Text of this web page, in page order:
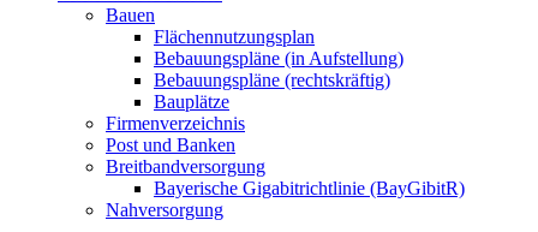
Bauen
Flächennutzungsplan
Bebauungspläne (in Aufstellung)
Bebauungspläne (rechtskräftig)
Bauplätze
Firmenverzeichnis
Post und Banken
Breitbandversorgung
Bayerische Gigabitrichtlinie (BayGibitR)
Nahversorgung